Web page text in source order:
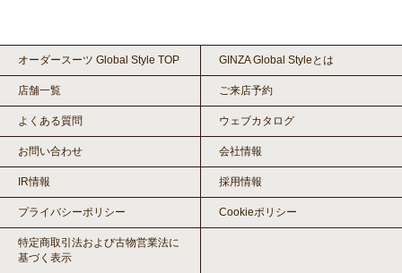
オーダースーツ Global Style TOP GINZA Global Styleとは
店舗一覧 ご来店予約
よくある質問 ウェブカタログ
お問い合わせ 会社情報
IR情報 採用情報
プライバシーポリシー Cookieポリシー
特定商取引法および古物営業法に
基づく表示